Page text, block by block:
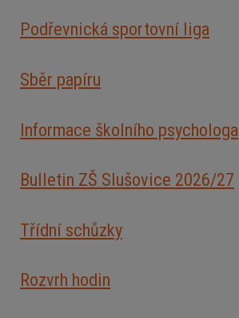
Podřevnická sportovní liga
Sběr papíru
Informace školního psychologa
Bulletin ZŠ Slušovice 2026/27
Třídní schůzky
Rozvrh hodin